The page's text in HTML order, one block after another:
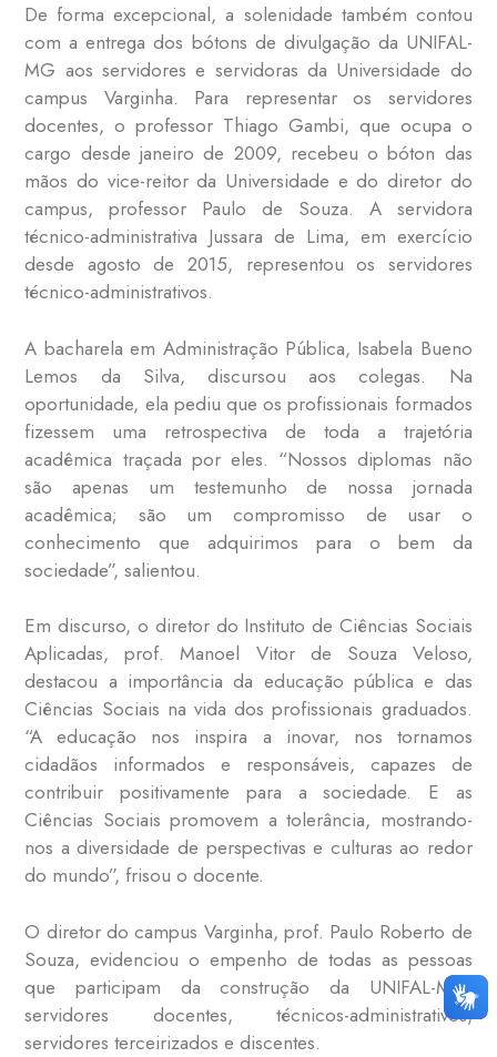
De forma excepcional, a solenidade também contou
com a entrega dos bótons de divulgação da UNIFAL-
MG aos servidores e servidoras da Universidade do
campus Varginha. Para representar os servidores
docentes, o professor Thiago Gambi, que ocupa o
cargo desde janeiro de 2009, recebeu o bóton das
mãos do vice-reitor da Universidade e do diretor do
campus, professor Paulo de Souza. A servidora
técnico-administrativa Jussara de Lima, em exercício
desde agosto de 2015, representou os servidores
técnico-administrativos.
A bacharela em Administração Pública, Isabela Bueno
Lemos da Silva, discursou aos colegas. Na
oportunidade, ela pediu que os profissionais formados
fizessem uma retrospectiva de toda a trajetória
acadêmica traçada por eles. “Nossos diplomas não
são apenas um testemunho de nossa jornada
acadêmica; são um compromisso de usar o
conhecimento que adquirimos para o bem da
sociedade”, salientou.
Em discurso, o diretor do Instituto de Ciências Sociais
Aplicadas, prof. Manoel Vitor de Souza Veloso,
destacou a importância da educação pública e das
Ciências Sociais na vida dos profissionais graduados.
“A educação nos inspira a inovar, nos tornamos
cidadãos informados e responsáveis, capazes de
contribuir positivamente para a sociedade. E as
Ciências Sociais promovem a tolerância, mostrando-
nos a diversidade de perspectivas e culturas ao redor
do mundo”, frisou o docente.
O diretor do campus Varginha, prof. Paulo Roberto de
Souza, evidenciou o empenho de todas as pessoas
que participam da construção da UNIFAL-MG:
servidores docentes, técnicos-administrativos,
servidores terceirizados e discentes.